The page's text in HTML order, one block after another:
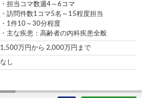
・担当コマ数週4～6コマ
・訪問件数1コマ5名～15程度担当
・1件10～30分程度
・主な疾患：高齢者の内科疾患全般
1,500万円から 2,000万円まで
なし